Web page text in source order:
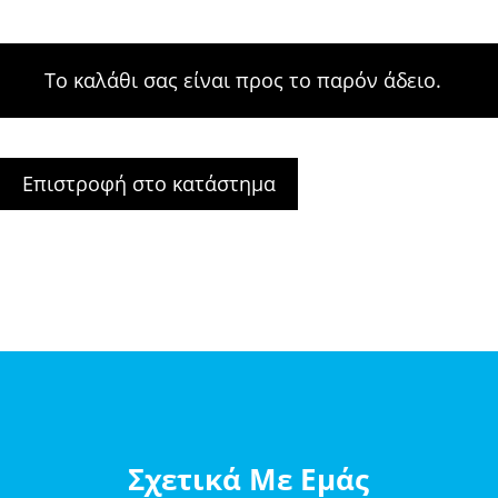
Το καλάθι σας είναι προς το παρόν άδειο.
Επιστροφή στο κατάστημα
Σχετικά Με Εμάς